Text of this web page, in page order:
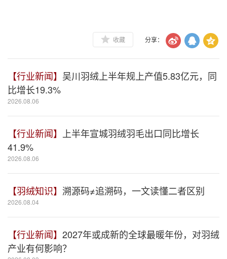
收藏 分享：
【行业新闻】 吴川羽绒上半年规上产值5.83亿元，同
比增长19.3%
2026.08.06
【行业新闻】
上半年宣城羽绒羽毛出口同比增长
41.9%
2026.08.06
【羽绒知识】 溯源码≠追溯码，一文读懂二者区别
2026.08.04
【行业新闻】 2027年或成新的全球最暖年份，对羽绒
产业有何影响？